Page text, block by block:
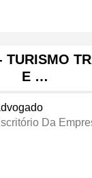
TURISMO
E …
Da